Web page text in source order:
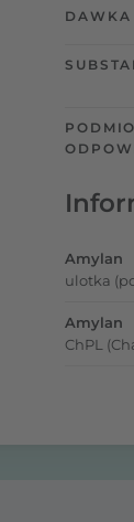
DAWKA
Amylan
ulotka
Amylan
ChPL